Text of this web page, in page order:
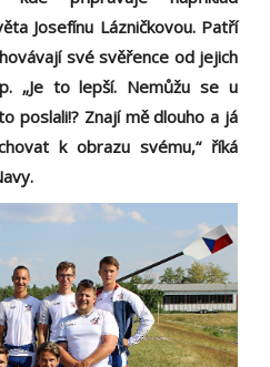
Josefínu Lázničkovou. Patří
své svěřence od jejich
„Je to lepší. Nemůžu se u
poslali!? Znají mě dlouho a já
k obrazu svému,“ říká